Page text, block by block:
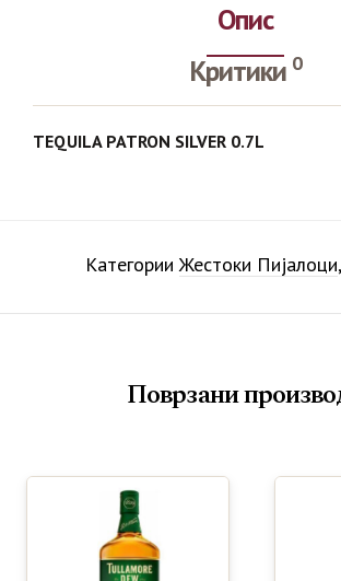
Опис
Критики 0
TEQUILA PATRON SILVER 0.7L
КатегорииЖестоки Пијалоци,
Поврзани